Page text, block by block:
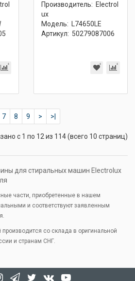
Производитель: Electrol
ux
Модель:
L74650LE
Артикул: 50279087006
7 8 9 > >|
с 1 по 12 из 114 (всего 10 страниц)
для стиральных машин Electrolux
части, приобретенные в нашем
и соответствуют заявленным
со склада в оригинальной
и странам СНГ.